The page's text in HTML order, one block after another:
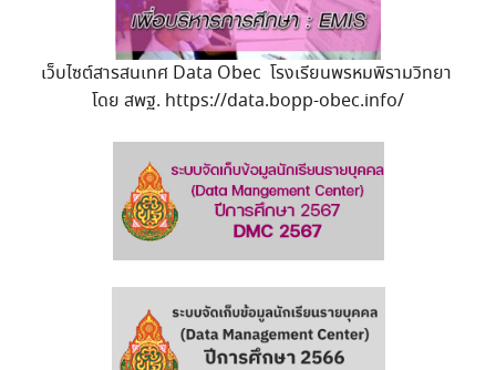
เว็บไซต์สารสนเทศ Data Obec โรงเรียนพรหมพิรามวิทยา
โดย สพฐ. https://data.bopp-obec.info/